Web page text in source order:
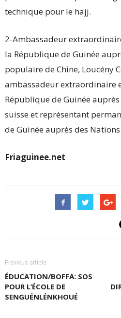
technique pour le hajj.
2-Ambassadeur
la République de Guinée
populaire de Chine, Loucény
ambassadeur extraordinaire
République de Guinée
suisse et représentant
de Guinée auprès des Nations
Friaguinee.net
Previous article
ÉDUCATION/BOFFA: SOS
POUR L’ÉCOLE DE
SENGUÉNLÉNKHOUÉ